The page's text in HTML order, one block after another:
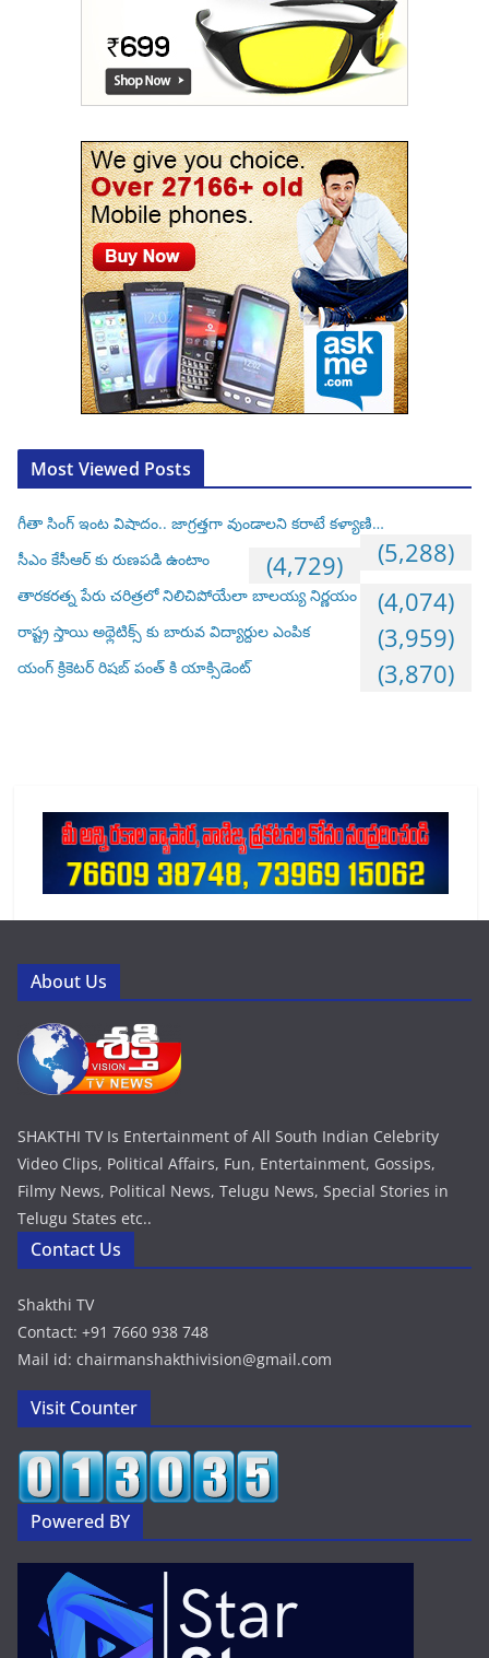
Most Viewed Posts
గీతా సింగ్ ఇంట విషాదం.. జాగ్రత్తగా వుండాలని కరాటే కళ్యాణి…
(5,288)
సీఎం కేసీఆర్ కు రుణపడి ఉంటాం (4,729)
తారకరత్న పేరు చరిత్రలో నిలిచిపోయేలా బాలయ్య నిర్ణయం (4,074)
రాష్ట్ర స్తాయి అథ్లెటిక్స్ కు బారువ విద్యార్దుల ఎంపిక (3,959)
యంగ్ క్రికెటర్ రిషబ్ పంత్ కి యాక్సిడెంట్ (3,870)
About Us
SHAKTHI TV Is Entertainment of All South Indian Celebrity
Video Clips, Political Affairs, Fun, Entertainment, Gossips,
Filmy News, Political News, Telugu News, Special Stories in
Telugu States etc..
Contact Us
Shakthi TV
Contact: +91 7660 938 748
Mail id: chairmanshakthivision@gmail.com
Visit Counter
Powered BY